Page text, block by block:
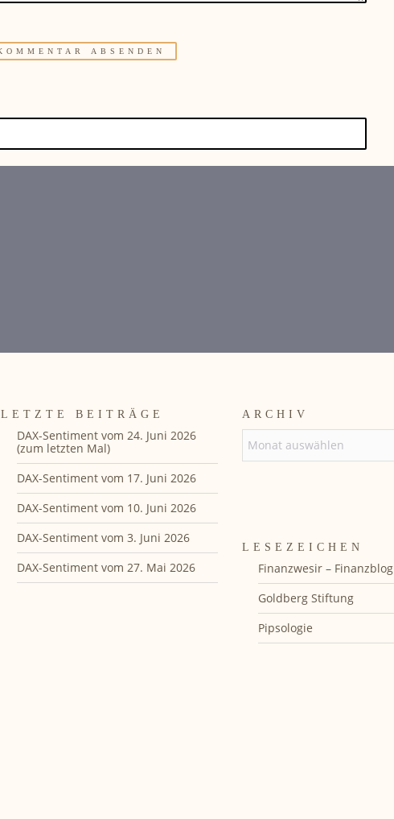
LETZTE BEITRÄGE
DAX-Sentiment vom 24. Juni 2026
(zum letzten Mal)
DAX-Sentiment vom 17. Juni 2026
DAX-Sentiment vom 10. Juni 2026
DAX-Sentiment vom 3. Juni 2026
DAX-Sentiment vom 27. Mai 2026
ARCHIV
LESEZEICHEN
Finanzwesir – Finanzblog
Goldberg Stiftung
Pipsologie